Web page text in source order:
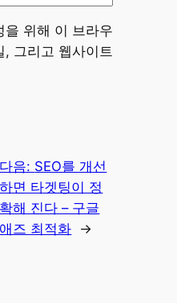
을 위해 이 브라우
그리고 웹사이트
다음: SEO를 개선
하면 타겟팅이 정
확해 진다 – 구글
애즈 최적화 →